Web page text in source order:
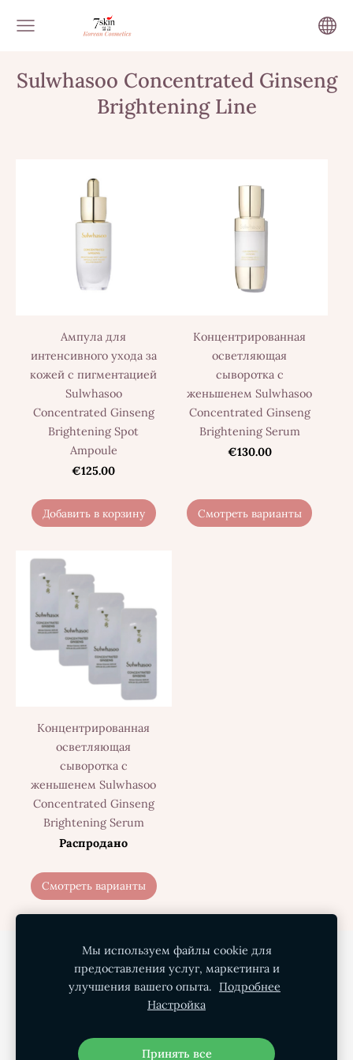
Sulwhasoo Concentrated Ginseng
Brightening Line
Ампула для
интенсивного ухода за
кожей с пигментацией
Sulwhasoo
Concentrated Ginseng
Brightening Spot
Ampoule
€125.00
Добавить в корзину
Концентрированная
осветляющая
сыворотка с
женьшенем Sulwhasoo
Concentrated Ginseng
Brightening Serum
€130.00
Смотреть варианты
Концентрированная
осветляющая
сыворотка с
женьшенем Sulwhasoo
Concentrated Ginseng
Brightening Serum
Распродано
Смотреть варианты
Политика конфиденциальности
Условия покупки
Доставка
О нас
Контакты
Файлы cookie
Мы используем файлы cookie для
предоставления услуг, маркетинга и
улучшения вашего опыта.
Подробнее
Настройка
Принять все